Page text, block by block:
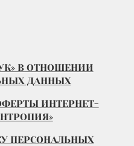
В ОТНОШЕНИИ
ДАННЫХ
ИНТЕРНЕТ-
ПЕРСОНАЛЬНЫХ